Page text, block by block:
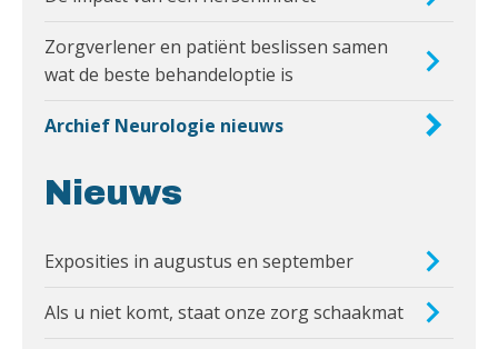
Zorgverlener en patiënt beslissen samen
wat de beste behandeloptie is
Archief Neurologie nieuws
Nieuws
Exposities in augustus en september
Als u niet komt, staat onze zorg schaakmat